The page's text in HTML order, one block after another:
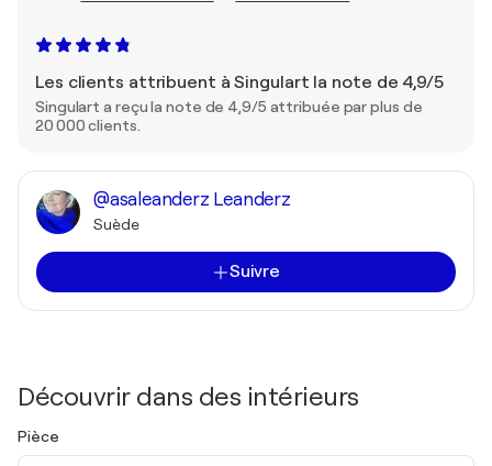
Les clients attribuent à Singulart la note de 4,9/5
Singulart a reçu la note de 4,9/5 attribuée par plus de
20 000 clients.
@asaleanderz Leanderz
Suède
Suivre
Découvrir dans des intérieurs
Pièce